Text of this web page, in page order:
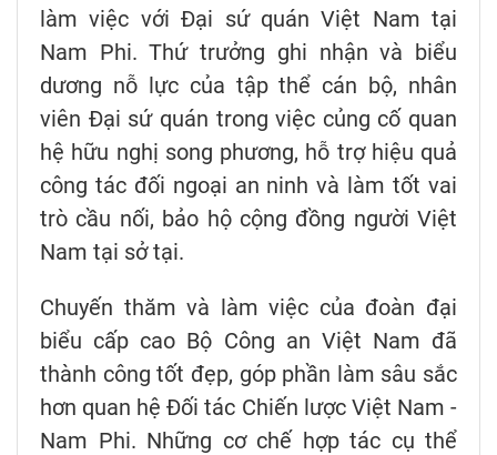
làm việc với Đại sứ quán Việt Nam tại
Nam Phi. Thứ trưởng ghi nhận và biểu
dương nỗ lực của tập thể cán bộ, nhân
viên Đại sứ quán trong việc củng cố quan
hệ hữu nghị song phương, hỗ trợ hiệu quả
công tác đối ngoại an ninh và làm tốt vai
trò cầu nối, bảo hộ cộng đồng người Việt
Nam tại sở tại.
Chuyến thăm và làm việc của đoàn đại
biểu cấp cao Bộ Công an Việt Nam đã
thành công tốt đẹp, góp phần làm sâu sắc
hơn quan hệ Đối tác Chiến lược Việt Nam -
Nam Phi. Những cơ chế hợp tác cụ thể